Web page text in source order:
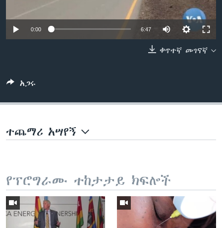
0:00 6:47
ቀጥተኛ መገናኛ
አጋሩ
ተጨማሪ አሣየኝ
የፕሮግራሙ ተከታታይ ክፍሎች